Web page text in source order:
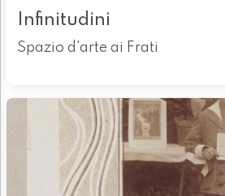
Infinitudini
Spazio d'arte ai Frati